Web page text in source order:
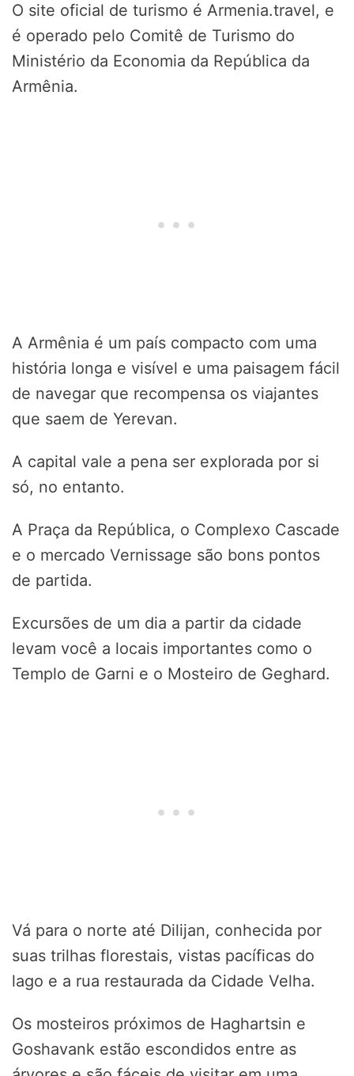
O site oficial de turismo é Armenia.travel, e
é operado pelo Comitê de Turismo do
Ministério da Economia da República da
Armênia.
A Armênia é um país compacto com uma
história longa e visível e uma paisagem fácil
de navegar que recompensa os viajantes
que saem de Yerevan.
A capital vale a pena ser explorada por si
só, no entanto.
A Praça da República, o Complexo Cascade
e o mercado Vernissage são bons pontos
de partida.
Excursões de um dia a partir da cidade
levam você a locais importantes como o
Templo de Garni e o Mosteiro de Geghard.
Vá para o norte até Dilijan, conhecida por
suas trilhas florestais, vistas pacíficas do
lago e a rua restaurada da Cidade Velha.
Os mosteiros próximos de Haghartsin e
Goshavank estão escondidos entre as